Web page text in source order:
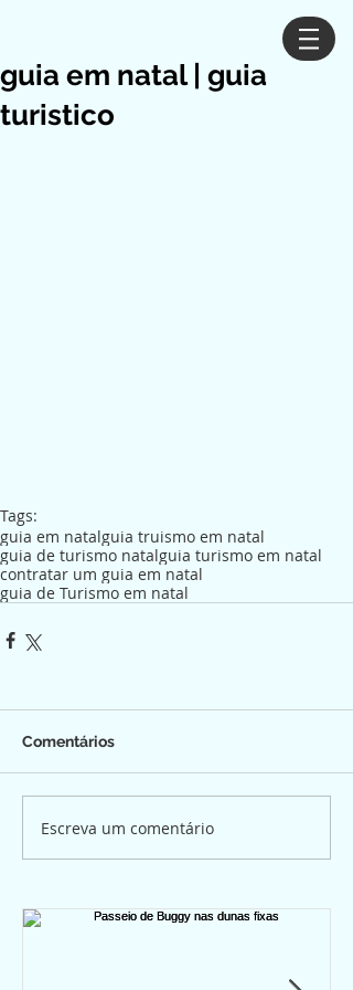
guia em natal | guia
turistico
Tags:
guia em natalguia truismo em natal
guia de turismo natalguia turismo em natal
contratar um guia em natal
guia de Turismo em natal
Comentários
Escreva um comentário